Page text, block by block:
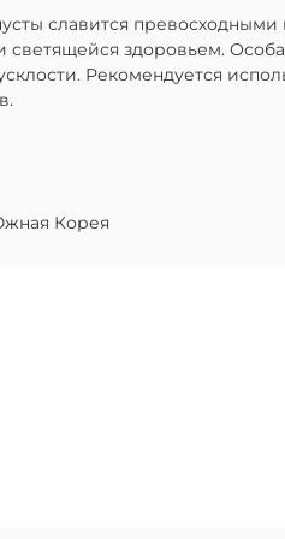
славится
светящейся здоровьем.
Рекомендуется
Корея